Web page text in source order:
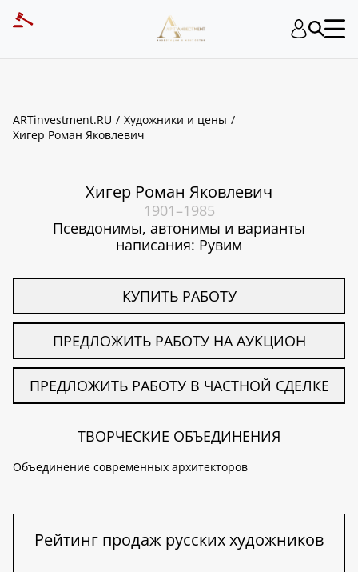
ARTinvestment.RU
Художники и цены
Хигер Роман Яковлевич
Хигер Роман Яковлевич
1901–1985
Псевдонимы, автонимы и варианты
написания: Рувим
КУПИТЬ РАБОТУ
ПРЕДЛОЖИТЬ РАБОТУ НА АУКЦИОН
ПРЕДЛОЖИТЬ РАБОТУ В ЧАСТНОЙ СДЕЛКЕ
ТВОРЧЕСКИЕ ОБЪЕДИНЕНИЯ
Объединение современных архитекторов
Рейтинг продаж русских художников